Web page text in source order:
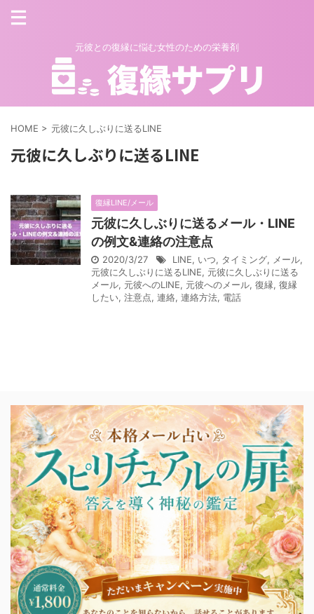
元彼との復縁に悩む女性のための栄養剤
HOME > 元彼に久しぶりに送るLINE
元彼に久しぶりに送るLINE
復縁LINE/メール
元彼に久しぶりに送るメール・LINE
の例文&連絡の注意点
2020/3/27 LINE, いつ, タイミング, メール,
元彼に久しぶりに送るLINE, 元彼に久しぶりに送る
メール, 元彼へのLINE, 元彼へのメール, 復縁, 復縁
したい, 注意点, 連絡, 連絡方法, 電話